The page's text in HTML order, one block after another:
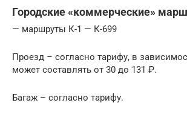
Городские «коммерческие»
— маршруты К-1 — К-699
Проезд – согласно тарифу, в
может составлять от 30 до 131 ₽.
Багаж – согласно тарифу.